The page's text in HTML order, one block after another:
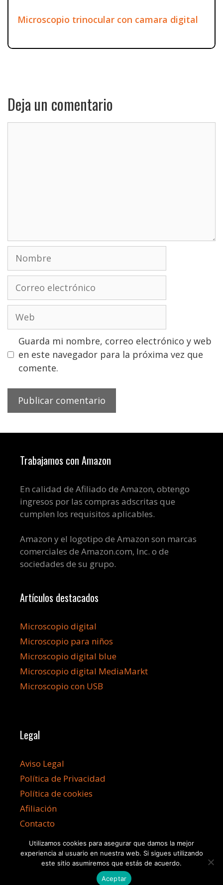
Microscopio trinocular con camara digital
Deja un comentario
Nombre
electrónico
Guarda mi nombre, correo electrónico y web
en este navegador para la próxima vez que
comente.
Trabajamos con Amazon
En calidad de Afiliado de Amazon, obtengo
ingresos por las compras adscritas que
cumplen los requisitos aplicables.
Amazon y el logotipo de Amazon son marcas
comerciales de Amazon.com, Inc. o de
sociedades de su grupo.
Artículos destacados
Microscopio digital
Microscopio para niños
Microscopio digital blue
Microscopio digital MediaMarkt
Microscopio con USB
Legal
Aviso Legal
Política de Privacidad
Política de cookies
Afiliación
Contacto
©2026 Microscopioss.com
Utilizamos cookies para asegurar que damos la mejor
experiencia al usuario en nuestra web. Si sigues utilizando
este sitio asumiremos que estás de acuerdo.
Aceptar